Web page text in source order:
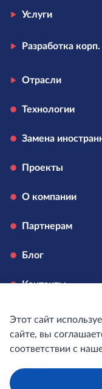
Услуги
Разработка
Отрасли
Технологии
Замена
Проекты
О компании
Партнерам
Блог
Контакты
Вакансии
© Haulmont,
Этот сайт
сайте, вы
соответствии с